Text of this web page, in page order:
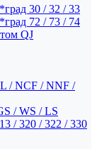
30 / 32 / 33
72 / 73 / 74
QJ
/ NCF / NNF /
/ WS / LS
/ 320 / 322 / 330